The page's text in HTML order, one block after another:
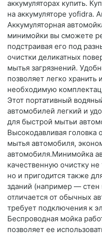
аккумуляторах купить.
на аккумуляторе yofidra.
Аккумуляторная
минимойки вы сможете
подстраивая его под
очистки деликатных
мытья загрязнений.
позволяет легко хранить
необходимую
Этот портативный
автомобилей легкий и
для быстрой мытьи
Высокодавливая
мытья автомобиля,
автомобиля.Минимойка
качественную очистку
но и пригодится также
зданий (например — стен
отличается от обычных
требует подключения к
Беспроводная мойка
позволяет ее